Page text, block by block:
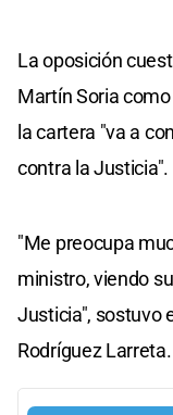
La oposición
Martín Soria
la cartera "va a
contra la Justicia".
"Me preocupa
ministro, viendo
Justicia", sostuvo
Rodríguez Larreta.